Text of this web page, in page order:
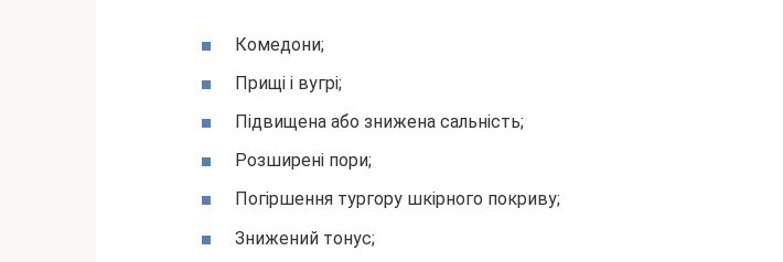
Комедони;
Прищі і вугрі;
Підвищена або знижена сальність;
Розширені пори;
Погіршення тургору шкірного покриву;
Знижений тонус;